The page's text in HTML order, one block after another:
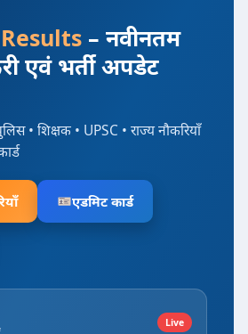
– नवीनतम
एवं भर्ती अपडेट
• शिक्षक • UPSC • राज्य नौकरियाँ
एडमिट कार्ड
Live